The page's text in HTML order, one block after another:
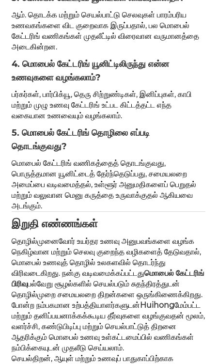
ஆம். தொடக்க மற்றும் செயல்பாட்டு செலவுகள் பாரம்பரிய
உணவகங்களை விட குறைவாக இருப்பதால், பல மொபைல்
கேட்டரிங் வணிகங்கள் முதலீட்டில் விரைவான வருமானத்தை
அடைகின்றன.
4. மொபைல் கேட்டரிங் யூனிட்டிலிருந்து என்ன
உணவுகளை வழங்கலாம்?
பர்கர்கள், பார்பிக்யூ, தெரு சிற்றுண்டிகள், இனிப்புகள், காபி
மற்றும் முழு உணவு கேட்டரிங் உட்பட கிட்டத்தட்ட எந்த
வகையான உணவையும் வழங்கலாம்.
5. மொபைல் கேட்டரிங் தொழிலை எப்படி
தொடங்குவது?
மொபைல் கேட்டரிங் வணிகத்தைத் தொடங்குவது,
பொருத்தமான யூனிட்டைத் தேர்ந்தெடுப்பது, சமையலறை
அமைப்பை வடிவமைத்தல், உள்ளூர் அனுமதிகளைப் பெறுதல்
மற்றும் வலுவான மெனு கருத்தை உருவாக்குதல் ஆகியவை
அடங்கும்.
இறுதி எண்ணங்கள்
தொழில்முனைவோர் உயர்தர உணவு அனுபவங்களை வழங்க
நெகிழ்வான மற்றும் செலவு குறைந்த வழிகளைத் தேடுவதால்,
மொபைல் உணவுத் தொழில் உலகளவில் தொடர்ந்து
விரிவடைகிறது. நன்கு வடிவமைக்கப்பட்டதுமொபைல் கேட்டரிங்
பிரிவுபல்வேறு சூழல்களில் செயல்படும் சுதந்திரத்துடன்
தொழில்முறை சமையலறை திறன்களை ஒருங்கிணைக்கிறது.
போன்ற நம்பகமான உற்பத்தியாளர்களுடன் Huihongமேம்பட்ட
மற்றும் தனிப்பயனாக்கக்கூடிய தீர்வுகளை வழங்குவதன் மூலம்,
வளர்ச்சி, கண்டுபிடிப்பு மற்றும் செயல்பாட்டுத் திறனை
ஆதரிக்கும் மொபைல் உணவு உள்கட்டமைப்பில் வணிகங்கள்
நம்பிக்கையுடன் முதலீடு செய்யலாம்.
செயல்திறன், ஆயுள் மற்றும் உணவுப் பாதுகாப்பிற்காக